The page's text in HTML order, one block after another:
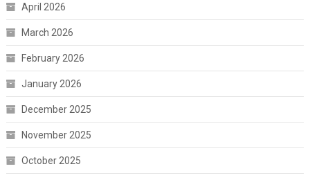
April 2026
March 2026
February 2026
January 2026
December 2025
November 2025
October 2025